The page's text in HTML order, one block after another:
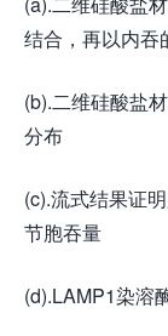
结合，再以内吞
(b).二维硅酸盐
分布
(c).流式结果证
节胞吞量
(d).LAMP1染溶